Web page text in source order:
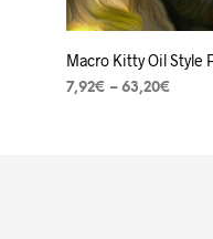
Macro Kitty Oil Style
7,92€ – 63,20€